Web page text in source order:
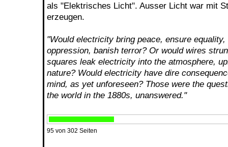
als "Elektrisches Licht". Ausser Licht war mit
erzeugen.
"Would electricity bring peace, ensure
oppression, banish terror? Or would wires
squares leak electricity into the atmosphere,
nature? Would electricity have dire
mind, as yet unforeseen? Those were the
the world in the 1880s, unanswered."
95 von 302 Seiten